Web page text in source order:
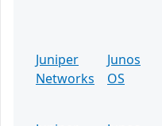
Juniper
Networks
Junos
OS